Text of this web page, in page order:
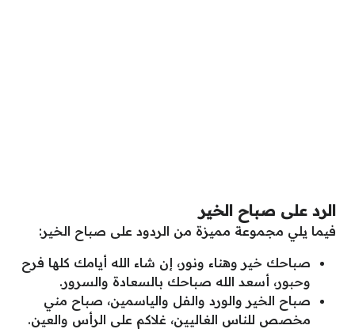
الرد على صباح الخير
فيما يلي مجموعة مميزة من الردود على صباح الخير:
صباحك خير وهناء ونور، إن شاء الله أيامك كلها فرح
وحبور، أسعد الله صباحك بالسعادة والسرور.
صباح الخير والورد والفل والياسمين، صباح مني
مخصص للناس الغاليين، غلاكم على الرأس والعين.